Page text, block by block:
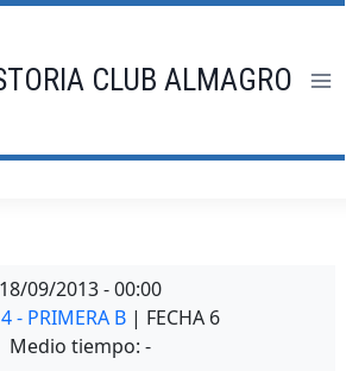
CLUB ALMAGRO
18/09/2013 - 00:00
- PRIMERA B | FECHA 6
Medio tiempo: -